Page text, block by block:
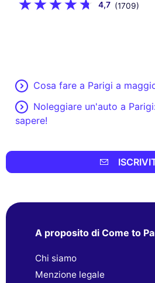
4,7 (1709)
Cosa fare a Parigi a
Noleggiare un'auto a
sapere!
A proposito di Come to
Chi siamo
Menzione legale